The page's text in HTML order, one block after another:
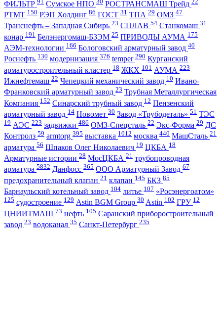
ФИЛЬТР
Сумское НПО РОСТРАНСМАШ Трейд
РТМТ 150 РЭП Холдинг 86 ГОСТ 31 ТПА 29 ОМЗ 47
Транснефть – Западная Сибирь 23 СПЛАВ 54 Станкомаш 31
конар 191 Белэнергомаш-БЗЭМ 25 ПРИВОДЫ АУМА 175
АЭМ-технологии 166 Бологовский арматурный завод 40
Роснефть 130 модернизация 376 temper 290 Курганский
арматуростроительный кластер 18 ЖКХ 101 АУМА 223
Ижнефтемаш 22 Чепецкий механический завод 10 Ивано-
Франковский арматурный завод 23 Трубная Металлургическая
Компания 152 Синарский трубный завод 12 Пензенский
арматурный завод 14 Новомет 30 Завод «Трубодеталь» 51 ТЭС
19 АЭС 223 задвижки 486 ОМЗ-Спецсталь 22 Экс-Форма 29 ДС
Контролз 59 armtorg 395 выставка 1012 москва 440 МашСталь 21
арматура 56 Шпаков Олег Николаевич 19 ЦКБА 18
Арматурные истории 28 МосЦКБА 21 трубопроводная
арматура 5832 Данфосс 365 ООО Арматурный Завод 67
предохранительный клапан 21 клапан 145 БКЗ 85
Барнаульский котельный завод 104 литье 107 «Росэнергоатом»
125 судостроение 129 Astin BGM Group 30 Astin 102 ГРУ 12
ЦНИИТМАШ 73 нефть 105 Саранский приборостроительный
завод 23 водоканал 35 Санкт-Петербург 235